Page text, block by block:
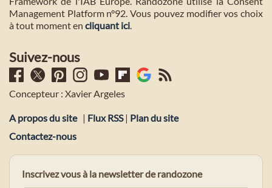
Management Platform n°92. Vous pouvez modifier vos choix
à tout moment en cliquant ici.
Suivez-nous
Concepteur : Xavier Argeles
A propos du site | Flux RSS| Plan du site
Contactez-nous
Inscrivez vous à la newsletter de randozone